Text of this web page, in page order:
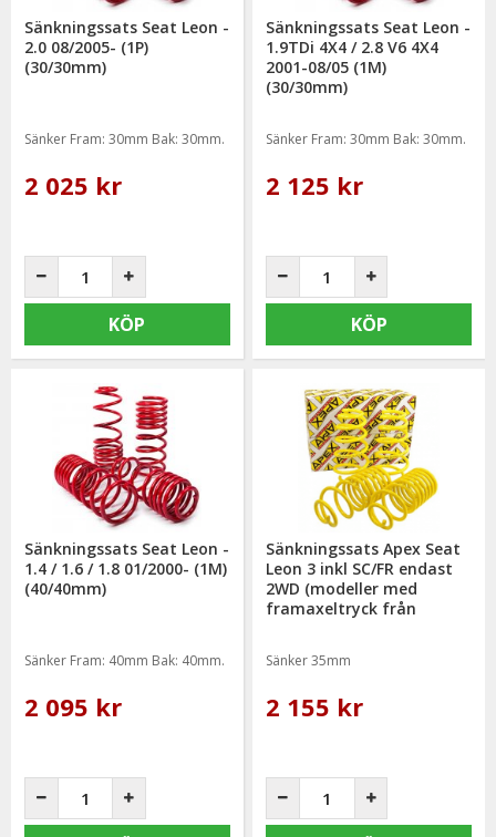
Sänkningssats Seat Leon -
2.0 08/2005- (1P)
(30/30mm)
Sänker Fram: 30mm Bak: 30mm.
2 025 kr
KÖP
Sänkningssats Seat Leon -
1.9TDi 4X4 / 2.8 V6 4X4
2001-08/05 (1M)
(30/30mm)
Sänker Fram: 30mm Bak: 30mm.
2 125 kr
KÖP
Sänkningssats Seat Leon -
1.4 / 1.6 / 1.8 01/2000- (1M)
(40/40mm)
Sänker Fram: 40mm Bak: 40mm.
2 095 kr
Sänkningssats Apex Seat
Leon 3 inkl SC/FR endast
2WD (modeller med
framaxeltryck från
Sänker 35mm
2 155 kr